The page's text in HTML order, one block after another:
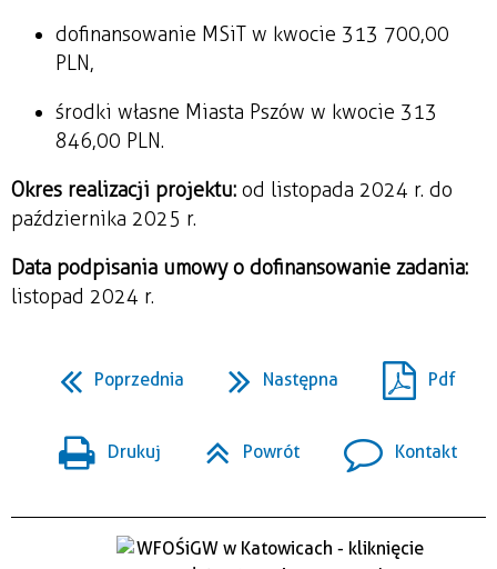
dofinansowanie MSiT w kwocie 313 700,00
PLN,
środki własne Miasta Pszów w kwocie 313
846,00 PLN.
Okres realizacji projektu: od listopada 2024 r. do
października 2025 r.
Data podpisania umowy o dofinansowanie zadania:
listopad 2024 r.
Poprzednia Następna Pdf
Drukuj Powrót Kontakt